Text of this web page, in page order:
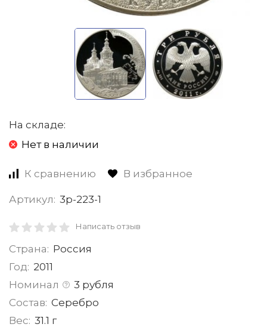
На складе:
Нет в наличии
К сравнению В избранное
Артикул: 3р-223-1
Написать отзыв
Страна: Россия
Год: 2011
Номинал
3 рубля
Состав: Серебро
Вес: 31.1 г